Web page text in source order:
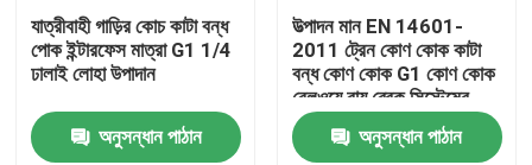
কারখানা পরিদর্শন
গুণমান নিয়ন্ত্রণ
যাত্রীবাহী গাড়ির কোচ কাটা বন্ধ
পোক ইন্টারফেস মাত্রা G1 1/4
ঢালাই লোহা উপাদান
অনুসন্ধান পাঠান
উত্পাদন মান EN 14601-
2011 ট্রেন কোণ কোক কাটা
বন্ধ কোণ কোক G1 কোণ কোক
রেলওয়ে বায়ু ব্রেক সিস্টেমের
জন্য
অনুসন্ধান পাঠান